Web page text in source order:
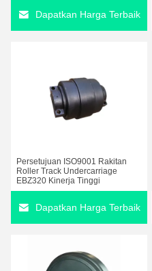
Dapatkan Harga Terbaik
Persetujuan ISO9001 Rakitan
Roller Track Undercarriage
EBZ320 Kinerja Tinggi
Dapatkan Harga Terbaik